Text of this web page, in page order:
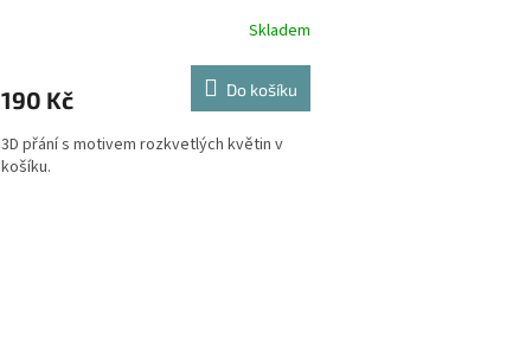
Skladem
190 Kč Do košíku
3D přání s motivem rozkvetlých květin v
košíku.